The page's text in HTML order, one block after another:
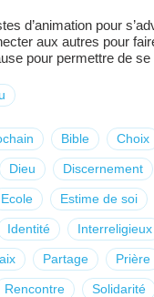
d’animation pour
aux autres pour
pour permettre de se
Bible Choix
Dieu Discernement
Ecole Estime de soi
Identité Interreligieux
Partage Prière
Rencontre Solidarité